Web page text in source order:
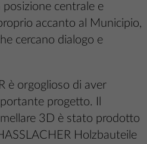
centrale e
accanto al Municipio,
cercano dialogo e
è orgoglioso di aver
progetto. Il
3D è stato prodotto
Holzbauteile